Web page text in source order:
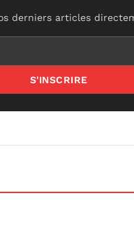
derniers articles
S'INSCRIRE